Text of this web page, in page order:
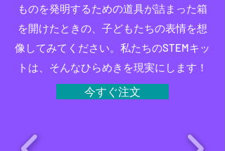
ものを発明するための道具が詰まった箱
を開けたときの、子どもたちの表情を想
像してみてください。私たちのSTEMキッ
トは、そんなひらめきを現実にします！
今すぐ注文